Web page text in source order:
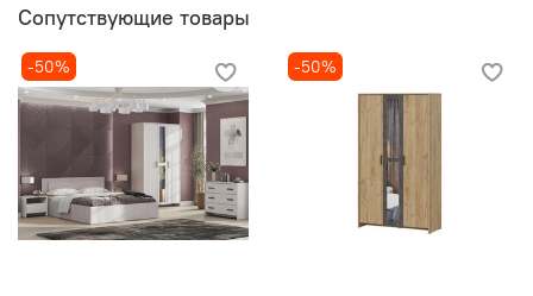
Сопутствующие товары
-50% -50%